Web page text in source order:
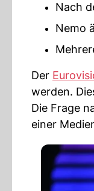
Nach
Nemo
Der
werden.
Die Frage
einer